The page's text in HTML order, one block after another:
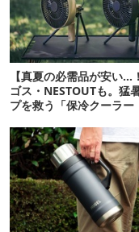
【真夏の必需品が安い…
ゴス・NESTOUTも。猛
プを救う「保冷クーラー